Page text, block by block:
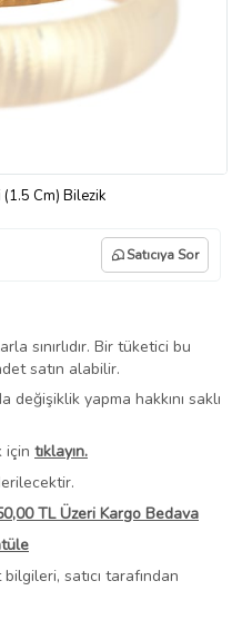
Cm) Bilezik
Satıcıya Sor
sınırlıdır. Bir tüketici bu
satın alabilir.
değişiklik yapma hakkını saklı
için tıklayın.
TL Üzeri Kargo Bedava
satıcı tarafından